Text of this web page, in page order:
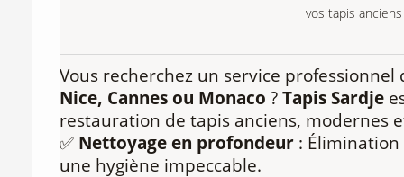
vos tapis
Vous recherchez un service professionnel
Nice, Cannes ou Monaco ?Tapis Sardje
restauration de tapis anciens, modernes
✅ Nettoyage en profondeur :
une hygiène impeccable.